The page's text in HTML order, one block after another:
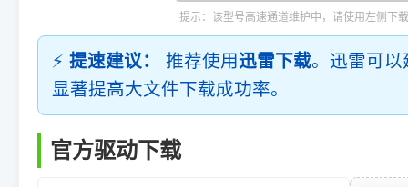
提示：该型号高速通道维护中，请使用左侧下载
⚡ 提速建议： 推荐使用迅雷下载。迅雷可
显著提高大文件下载成功率。
官方驱动下载